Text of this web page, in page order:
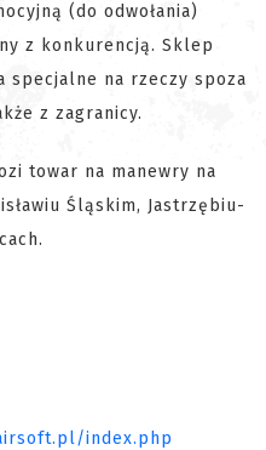
(do odwołania)
z konkurencją. Sklep
specjalne na rzeczy spoza
z zagranicy.
towar na manewry na
Śląskim, Jastrzębiu-
index.php